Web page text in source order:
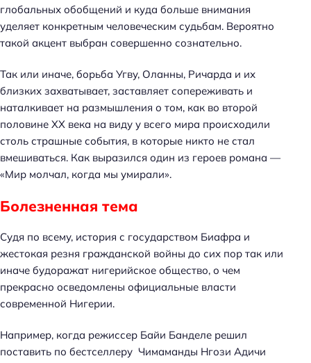
глобальных обобщений и куда больше внимания
уделяет конкретным человеческим судьбам. Вероятно
такой акцент выбран совершенно сознательно.
Так или иначе, борьба Угву, Оланны, Ричарда и их
близких захватывает, заставляет сопереживать и
наталкивает на размышления о том, как во второй
половине ХХ века на виду у всего мира происходили
столь страшные события, в которые никто не стал
вмешиваться. Как выразился один из героев романа —
«Мир молчал, когда мы умирали».
Болезненная тема
Судя по всему, история с государством Биафра и
жестокая резня гражданской войны до сих пор так или
иначе будоражат нигерийское общество, о чем
прекрасно осведомлены официальные власти
современной Нигерии.
Например, когда режиссер Байи Банделе решил
поставить по бестселлеру Чимаманды Нгози Адичи